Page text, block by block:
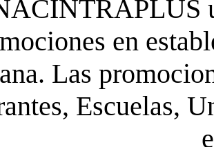
en
Las
Escuelas,